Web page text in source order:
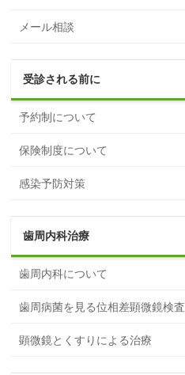
メール相談
受診される前に
予約制について
保険制度について
感染予防対策
歯周内科治療
歯周内科について
歯周病菌を見る位相差顕微鏡検査
顕微鏡とくすりによる治療